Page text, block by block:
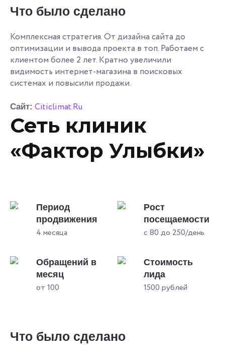
Что было сделано
Комплексная стратегия. От дизайна сайта до
оптимизации и вывода проекта в топ. Работаем с
клиентом более 2 лет. Кратно увеличили
видимость интернет-магазина в поисковых
системах и повысили продажи.
Сайт: Citiclimat.Ru
Сеть клиник
«Фактор Улыбки»
Период
продвижения
4 месяца
Рост
посещаемости
с 80 до 250/день
Обращений в
месяц
от 100
Стоимость
лида
1500 рублей
Что было сделано